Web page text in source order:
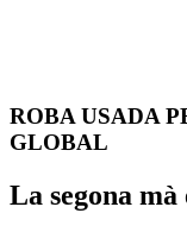
ROBA USADA
GLOBAL
La segona mà